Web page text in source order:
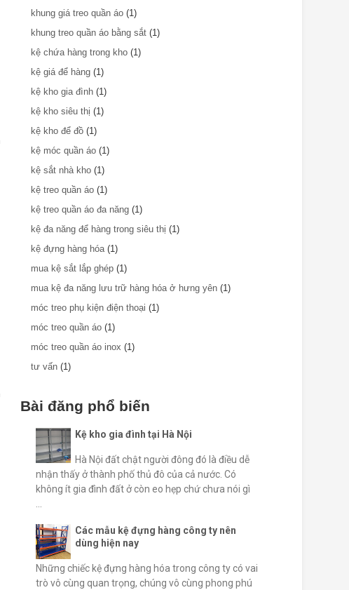
khung giá treo quần áo (1)
khung treo quần áo bằng sắt (1)
kệ chứa hàng trong kho (1)
kệ giá để hàng (1)
kệ kho gia đình (1)
kệ kho siêu thị (1)
kệ kho để đồ (1)
kệ móc quần áo (1)
kệ sắt nhà kho (1)
kệ treo quần áo (1)
kệ treo quần áo đa năng (1)
kệ đa năng để hàng trong siêu thị (1)
kệ đựng hàng hóa (1)
mua kệ sắt lắp ghép (1)
mua kệ đa năng lưu trữ hàng hóa ở hưng yên (1)
móc treo phụ kiện điện thoại (1)
móc treo quần áo (1)
móc treo quần áo inox (1)
tư vấn (1)
Bài đăng phổ biến
Kệ kho gia đình tại Hà Nội
Hà Nội đất chật người đông đó là điều dễ
nhận thấy ở thành phố thủ đô của cả nước. Có
không ít gia đình đất ở còn eo hẹp chứ chưa nói gì
...
Các mẫu kệ đựng hàng công ty nên
dùng hiện nay
Những chiếc kệ đựng hàng hóa trong công ty có vai
trò vô cùng quan trọng, chúng vô cùng phong phú